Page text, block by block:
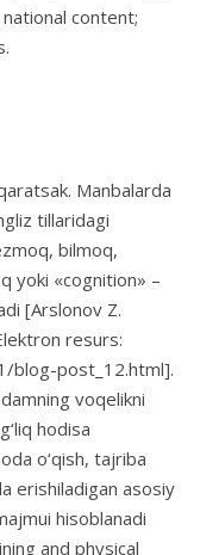
content;
Manbalarda
tillaridagi
bilmoq,
yoki «cognition» –
[Arslonov Z.
resurs:
blog-post_12.html].
voqelikni
hodisa
o‘qish, tajriba
erishiladigan asosiy
hisoblanadi
and physical